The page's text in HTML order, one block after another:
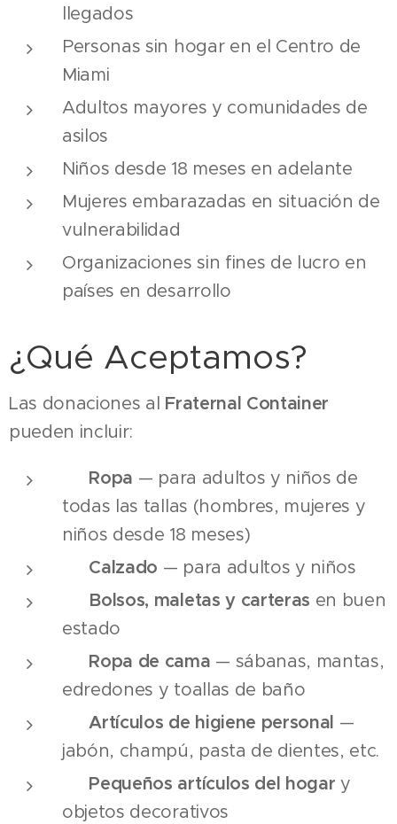
llegados
Personas sin hogar en el Centro de
Miami
Adultos mayores y comunidades de
asilos
Niños desde 18 meses en adelante
Mujeres embarazadas en situación de
vulnerabilidad
Organizaciones sin fines de lucro en
países en desarrollo
¿Qué Aceptamos?
Las donaciones al Fraternal Container
pueden incluir:
Ropa — para adultos y niños de
todas las tallas (hombres, mujeres y
niños desde 18 meses)
Calzado — para adultos y niños
Bolsos, maletas y carteras en buen
estado
Ropa de cama — sábanas, mantas,
edredones y toallas de baño
🧴Artículos de higiene personal —
jabón, champú, pasta de dientes, etc.
Pequeños artículos del hogar y
objetos decorativos